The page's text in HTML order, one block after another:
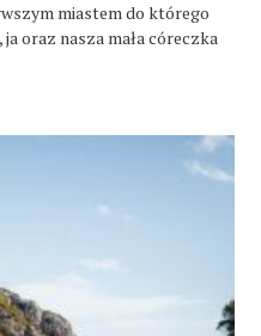
miastem do którego
oraz nasza mała córeczka